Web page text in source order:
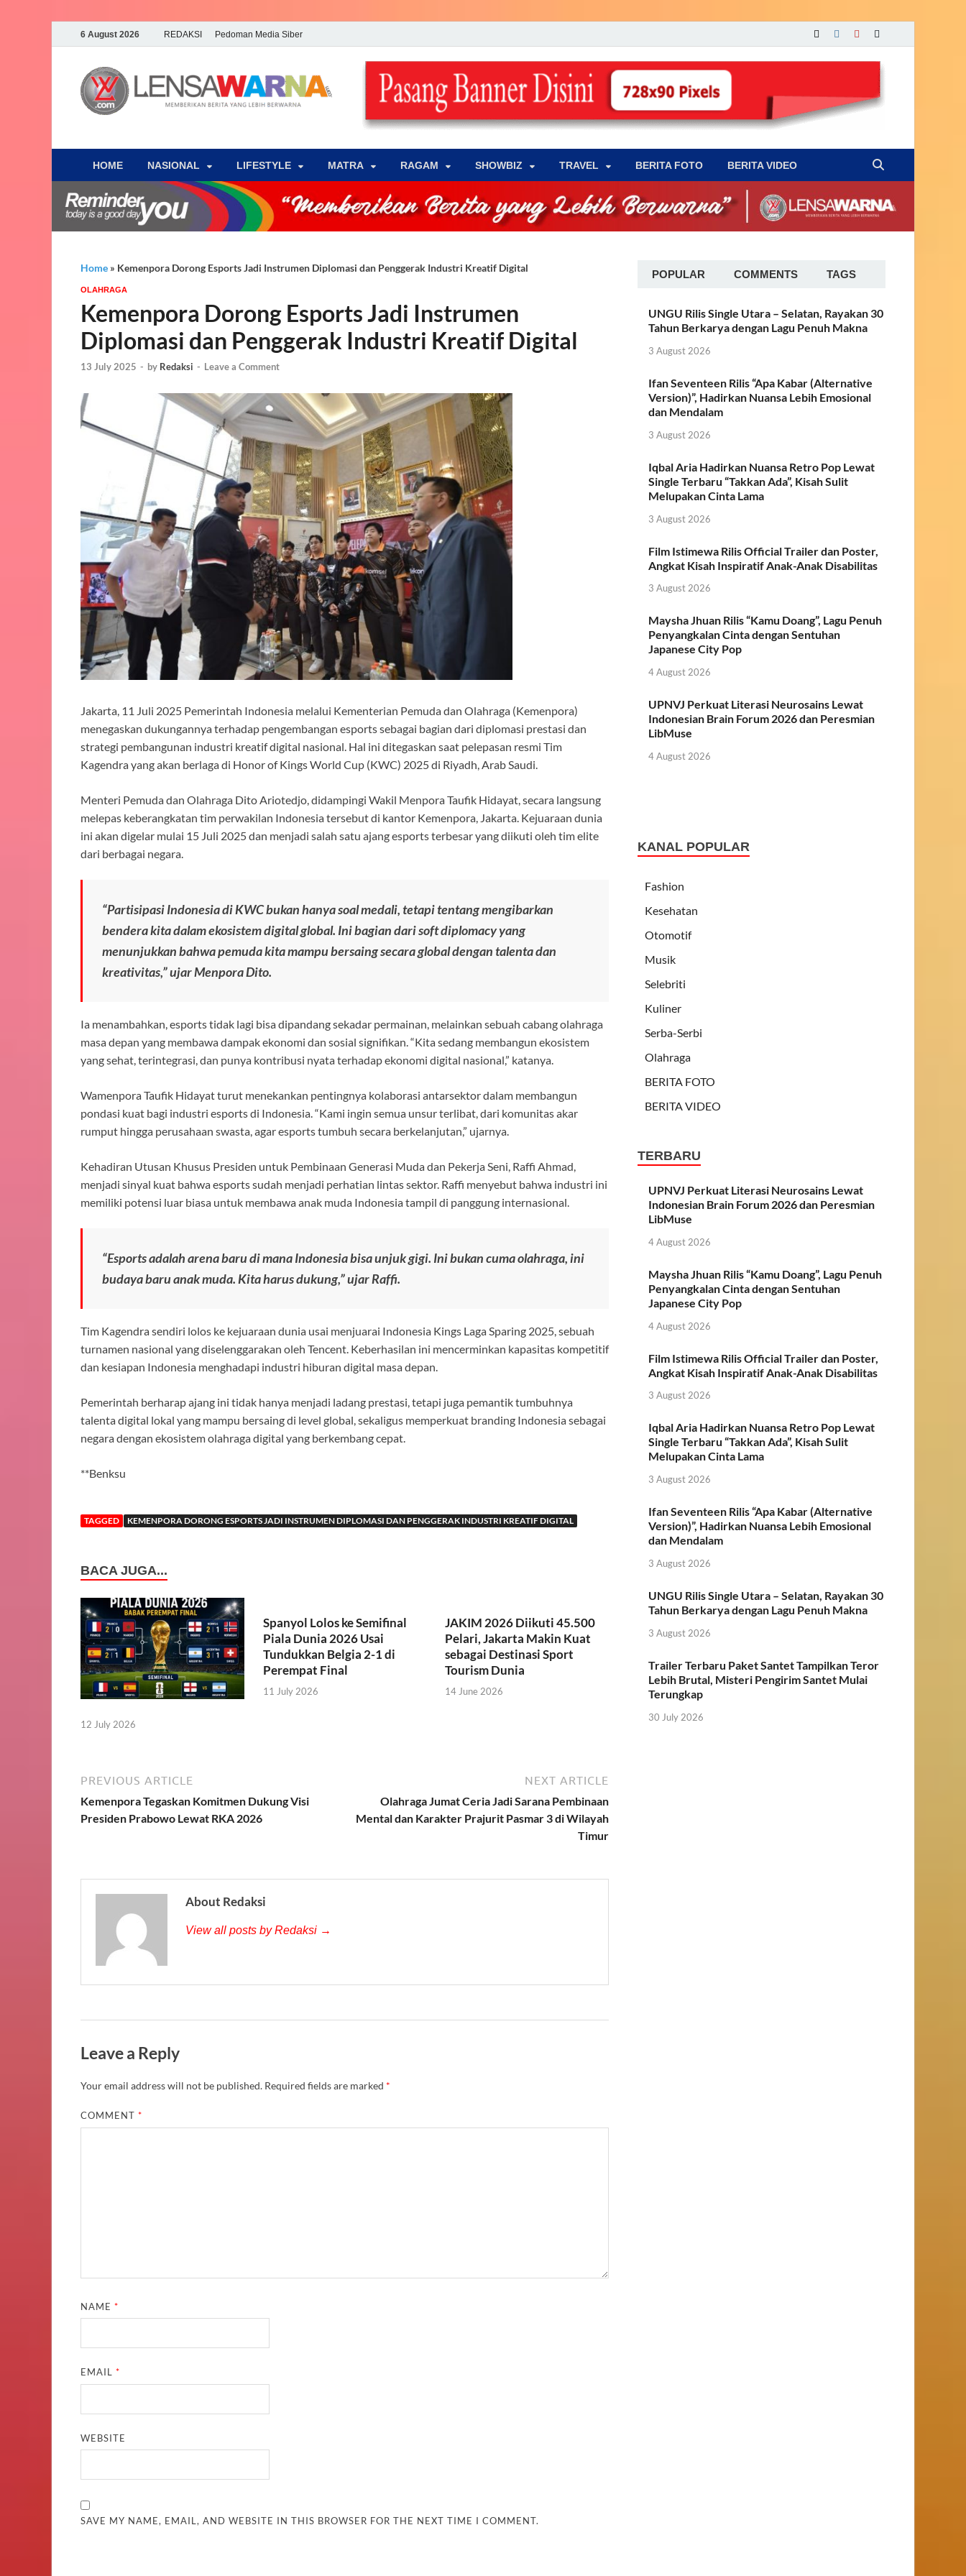
6 August 2026 REDAKSI Pedoman Media Siber
LENSA WARNA .com
Memberikan Berita yang Lebih Berwarna
HOME NASIONAL ‎LIFESTYLE MATRA ‎RAGAM ‎SHOWBIZ ‎TRAVEL BERITA FOTO BERITA VIDEO
Home » Kemenpora Dorong Esports Jadi Instrumen Diplomasi dan Penggerak Industri Kreatif Digital
OLAHRAGA
Kemenpora Dorong Esports Jadi Instrumen
Diplomasi dan Penggerak Industri Kreatif Digital
13 July 2025 - by Redaksi - Leave a Comment
Jakarta, 11 Juli 2025 Pemerintah Indonesia melalui Kementerian Pemuda dan Olahraga (Kemenpora)
menegaskan dukungannya terhadap pengembangan esports sebagai bagian dari diplomasi prestasi dan
strategi pembangunan industri kreatif digital nasional. Hal ini ditegaskan saat pelepasan resmi Tim
Kagendra yang akan berlaga di Honor of Kings World Cup (KWC) 2025 di Riyadh, Arab Saudi.
Menteri Pemuda dan Olahraga Dito Ariotedjo, didampingi Wakil Menpora Taufik Hidayat, secara langsung
melepas keberangkatan tim perwakilan Indonesia tersebut di kantor Kemenpora, Jakarta. Kejuaraan dunia
ini akan digelar mulai 15 Juli 2025 dan menjadi salah satu ajang esports terbesar yang diikuti oleh tim elite
dari berbagai negara.
“Partisipasi Indonesia di KWC bukan hanya soal medali, tetapi tentang mengibarkan
bendera kita dalam ekosistem digital global. Ini bagian dari soft diplomacy yang
menunjukkan bahwa pemuda kita mampu bersaing secara global dengan talenta dan
kreativitas,” ujar Menpora Dito.
Ia menambahkan, esports tidak lagi bisa dipandang sekadar permainan, melainkan sebuah cabang olahraga
masa depan yang membawa dampak ekonomi dan sosial signifikan. “Kita sedang membangun ekosistem
yang sehat, terintegrasi, dan punya kontribusi nyata terhadap ekonomi digital nasional,” katanya.
Wamenpora Taufik Hidayat turut menekankan pentingnya kolaborasi antarsektor dalam membangun
pondasi kuat bagi industri esports di Indonesia. “Kami ingin semua unsur terlibat, dari komunitas akar
rumput hingga perusahaan swasta, agar esports tumbuh secara berkelanjutan,” ujarnya.
Kehadiran Utusan Khusus Presiden untuk Pembinaan Generasi Muda dan Pekerja Seni, Raffi Ahmad,
menjadi sinyal kuat bahwa esports sudah menjadi perhatian lintas sektor. Raffi menyebut bahwa industri ini
memiliki potensi luar biasa untuk membawa anak muda Indonesia tampil di panggung internasional.
“Esports adalah arena baru di mana Indonesia bisa unjuk gigi. Ini bukan cuma olahraga, ini
budaya baru anak muda. Kita harus dukung,” ujar Raffi.
Tim Kagendra sendiri lolos ke kejuaraan dunia usai menjuarai Indonesia Kings Laga Sparing 2025, sebuah
turnamen nasional yang diselenggarakan oleh Tencent. Keberhasilan ini mencerminkan kapasitas kompetitif
dan kesiapan Indonesia menghadapi industri hiburan digital masa depan.
Pemerintah berharap ajang ini tidak hanya menjadi ladang prestasi, tetapi juga pemantik tumbuhnya
talenta digital lokal yang mampu bersaing di level global, sekaligus memperkuat branding Indonesia sebagai
negara dengan ekosistem olahraga digital yang berkembang cepat.
**Benksu
TAGGED KEMENPORA DORONG ESPORTS JADI INSTRUMEN DIPLOMASI DAN PENGGERAK INDUSTRI KREATIF DIGITAL
BACA JUGA...
12 July 2026
Spanyol Lolos ke Semifinal
Piala Dunia 2026 Usai
Tundukkan Belgia 2-1 di
Perempat Final
11 July 2026
JAKIM 2026 Diikuti 45.500
Pelari, Jakarta Makin Kuat
sebagai Destinasi Sport
Tourism Dunia
14 June 2026
PREVIOUS ARTICLE
Kemenpora Tegaskan Komitmen Dukung Visi
Presiden Prabowo Lewat RKA 2026
NEXT ARTICLE
Olahraga Jumat Ceria Jadi Sarana Pembinaan
Mental dan Karakter Prajurit Pasmar 3 di Wilayah
Timur
About Redaksi
View all posts by Redaksi →
Leave a Reply
Your email address will not be published. Required fields are marked *
COMMENT*
NAME*
EMAIL*
WEBSITE
SAVE MY NAME, EMAIL, AND WEBSITE IN THIS BROWSER FOR THE NEXT TIME I COMMENT.
POPULAR COMMENTS TAGS
UNGU Rilis Single Utara – Selatan, Rayakan 30
Tahun Berkarya dengan Lagu Penuh Makna
3 August 2026
Ifan Seventeen Rilis “Apa Kabar (Alternative
Version)”, Hadirkan Nuansa Lebih Emosional
dan Mendalam
3 August 2026
Iqbal Aria Hadirkan Nuansa Retro Pop Lewat
Single Terbaru “Takkan Ada”, Kisah Sulit
Melupakan Cinta Lama
3 August 2026
Film Istimewa Rilis Official Trailer dan Poster,
Angkat Kisah Inspiratif Anak-Anak Disabilitas
3 August 2026
Maysha Jhuan Rilis “Kamu Doang”, Lagu Penuh
Penyangkalan Cinta dengan Sentuhan
Japanese City Pop
4 August 2026
UPNVJ Perkuat Literasi Neurosains Lewat
Indonesian Brain Forum 2026 dan Peresmian
LibMuse
4 August 2026
KANAL POPULAR
Fashion
Kesehatan
Otomotif
Musik
Selebriti
Kuliner
Serba-Serbi
Olahraga
BERITA FOTO
BERITA VIDEO
TERBARU
UPNVJ Perkuat Literasi Neurosains Lewat
Indonesian Brain Forum 2026 dan Peresmian
LibMuse
4 August 2026
Maysha Jhuan Rilis “Kamu Doang”, Lagu Penuh
Penyangkalan Cinta dengan Sentuhan
Japanese City Pop
4 August 2026
Film Istimewa Rilis Official Trailer dan Poster,
Angkat Kisah Inspiratif Anak-Anak Disabilitas
3 August 2026
Iqbal Aria Hadirkan Nuansa Retro Pop Lewat
Single Terbaru “Takkan Ada”, Kisah Sulit
Melupakan Cinta Lama
3 August 2026
Ifan Seventeen Rilis “Apa Kabar (Alternative
Version)”, Hadirkan Nuansa Lebih Emosional
dan Mendalam
3 August 2026
UNGU Rilis Single Utara – Selatan, Rayakan 30
Tahun Berkarya dengan Lagu Penuh Makna
3 August 2026
Trailer Terbaru Paket Santet Tampilkan Teror
Lebih Brutal, Misteri Pengirim Santet Mulai
Terungkap
30 July 2026